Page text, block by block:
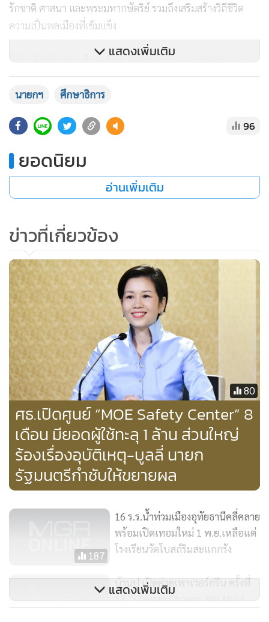
รักชาติ ศาสนา และพระมหากษัตริย์ รวมถึงเสริมสร้างวิถีชีวิต
ความเป็นพลเมืองที่เข้มแข็ง
ในวันเดียวกัน รมว.ศึกษาธิการ ได้มอบนโยบายการดำเนิน
งานการศึกษานอกระบบและการศึกษาตามอัธยาศัยประจำ
ปีงบประมาณ พ.ศ. 2566 ก็ได้มีการเน้นย้ำถึงนโยบายของ
การสอนประวัติศาสตร์ หน้าที่พลเมืองและศีลธรรม ให้มีความทัน
ท้องถิ่น
น.ส.ไตรศุลี กล่าวว่า นอกจากการให้นโยบายกับผู้บริหารการ
เยาวชนเพื่อการเรียนรู้นอกห้องเรียนในภูมิภาคต่างๆ โดยล่าสุด
ได้เตรียมจัดโครงการค่ายพัฒนาผู้นำเยาวชนและเรียนรู้
ประวัติศาสตร์ท้องถิ่น จังหวัดสงขลา ซึ่งจะเป็นโครงการส่งเสริม
ให้เด็กเเละเยาวชนรุ่นใหม่ มีความเป็นผู้นำที่ดีและสามารถเป็น
แบบอย่างในการทำความดีเพื่อสังคม มีความรู้ความเข้าใจเกี่ยว
กับประวัติศาสตร์ชาติไทย และประวัติศาสตร์ท้องถิ่น รวมทั้งรัก
และหวงเเหนเเผ่นดินเกิด
แสดงเพิ่มเติม
นายกฯ ศึกษาธิการ
96
ยอดนิยม
อ่านเพิ่มเติม
ข่าวที่เกี่ยวข้อง
80
ศธ.เปิดศูนย์ “MOE Safety Center” 8
เดือน มียอดผู้ใช้ทะลุ 1 ล้าน ส่วนใหญ่
ร้องเรื่องอุบัติเหตุ-บูลลี่ นายก
รัฐมนตรีกำชับให้ขยายผล
187
16 ร.ร.น้ำท่วมเมืองอุทัยธานีคลี่คลาย
พร้อมเปิดเทอมใหม่ 1 พ.ย.เหลือแต่
โรงเรียนวัดโบสถ์ริมสะแกกรัง
บ้านปู เปิดค่ายเพาเวอร์กรีน ครั้งที่
17 “Climate Change, We Must
แสดงเพิ่มเติม